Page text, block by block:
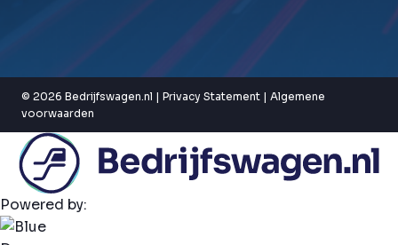
© 2026 Bedrijfswagen.nl | Privacy Statement | Algemene
voorwaarden
Powered by: